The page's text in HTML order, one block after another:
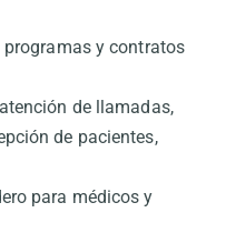
y contratos
de llamadas,
de pacientes,
para médicos y